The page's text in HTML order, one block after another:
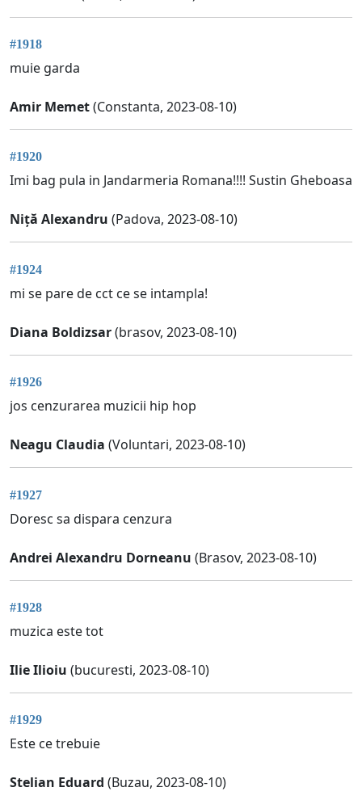
#1918
muie garda
Amir Memet(Constanta, 2023-08-10)
#1920
Imi bag pula in Jandarmeria Romana!!!! Sustin Gheboasa
Niță Alexandru (Padova, 2023-08-10)
#1924
mi se pare de cct ce se intampla!
Diana Boldizsar(brasov, 2023-08-10)
#1926
jos cenzurarea muzicii hip hop
Neagu Claudia (Voluntari, 2023-08-10)
#1927
Doresc sa dispara cenzura
Andrei Alexandru Dorneanu (Brasov, 2023-08-10)
#1928
muzica este tot
Ilie Ilioiu (bucuresti, 2023-08-10)
#1929
Este ce trebuie
Stelian Eduard (Buzau, 2023-08-10)